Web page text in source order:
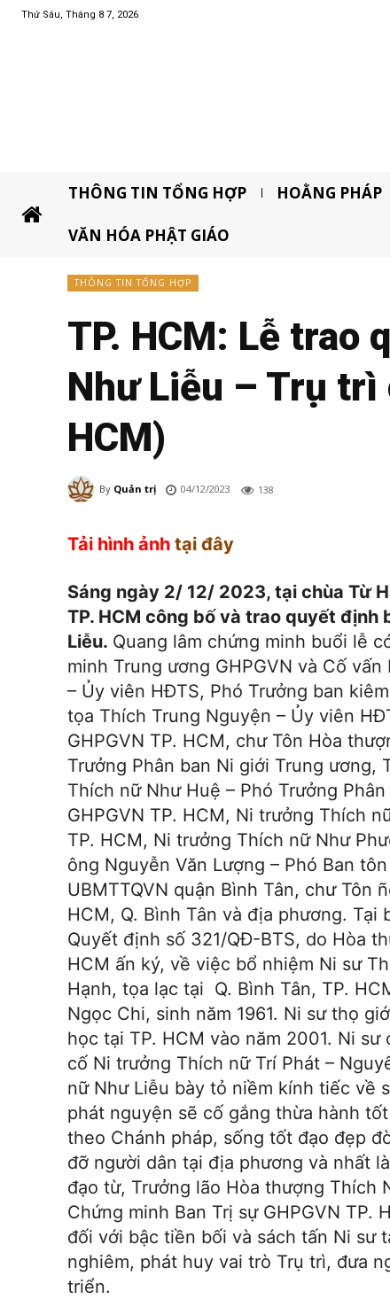
Thứ Sáu, Tháng 8 7, 2026
THÔNG TIN TỔNG HỢP HOẰNG PHÁP
VĂN HÓA PHẬT GIÁO
THÔNG TIN TỔNG HỢP
TP. HCM: Lễ trao
Như Liễu – Trụ trì
HCM)
By Quản trị 04/12/2023 138
Tải hình ảnh tại đây
Sáng ngày 2/ 12/ 2023, tại chùa Từ
TP. HCM công bố và trao quyết định
Liễu. Quang lâm chứng minh buổi lễ
minh Trung ương GHPGVN và Cố
– Ủy viên HĐTS, Phó Trưởng ban
tọa Thích Trung Nguyện – Ủy viên
GHPGVN TP. HCM, chư Tôn Hòa
Trưởng Phân ban Ni giới Trung ương,
Thích nữ Như Huệ – Phó Trưởng
GHPGVN TP. HCM, Ni trưởng Thích
TP. HCM, Ni trưởng Thích nữ Như
ông Nguyễn Văn Lượng – Phó Ban
UBMTTQVN quận Bình Tân, chư Tôn
HCM, Q. Bình Tân và địa phương.
Quyết định số 321/QĐ-BTS, do Hòa
HCM ấn ký, về việc bổ nhiệm Ni sư
Hạnh, tọa lạc tại Q. Bình Tân, TP.
Ngọc Chi, sinh năm 1961. Ni sư thọ
học tại TP. HCM vào năm 2001. Ni
cố Ni trưởng Thích nữ Trí Phát –
nữ Như Liễu bày tỏ niềm kính tiếc về
phát nguyện sẽ cố gắng thừa hành
theo Chánh pháp, sống tốt đạo đẹp
đỡ người dân tại địa phương và nhất
đạo từ, Trưởng lão Hòa thượng Thích
Chứng minh Ban Trị sự GHPGVN TP.
đối với bậc tiền bối và sách tấn Ni sư
nghiêm, phát huy vai trò Trụ trì, đưa
triển.